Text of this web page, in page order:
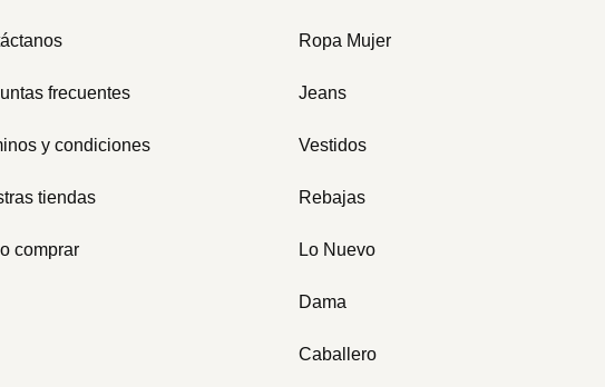
frecuentes
y condiciones
tiendas
comprar
Ropa Mujer
Jeans
Vestidos
Rebajas
Lo Nuevo
Dama
Caballero